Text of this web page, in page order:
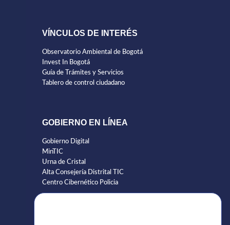
VÍNCULOS DE INTERÉS
Observatorio Ambiental de Bogotá
Invest In Bogotá
Guía de Trámites y Servicios
Tablero de control ciudadano
GOBIERNO EN LÍNEA
Gobierno Digital
MinTIC
Urna de Cristal
Alta Consejería Distrital TIC
Centro Cibernético Policia